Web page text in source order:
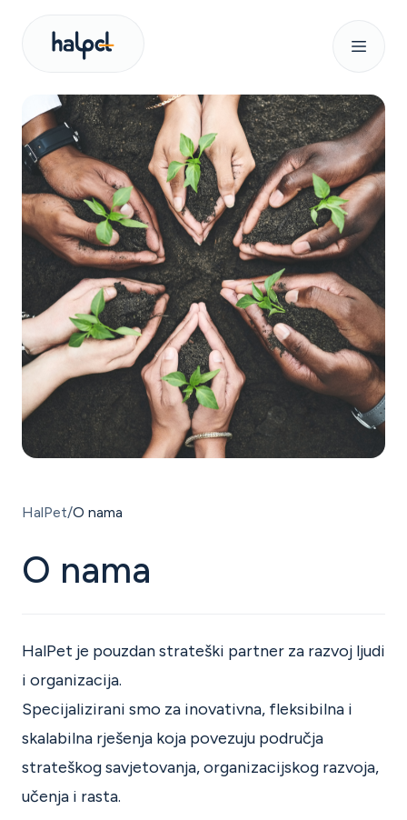
O nama
Novosti
Pretraživanje za:
Let’s talk
HalPet O nama
O nama
HalPet je pouzdan strateški partner za razvoj ljudi
i organizacija.
Specijalizirani smo za inovativna, fleksibilna i
skalabilna rješenja koja povezuju područja
strateškog savjetovanja, organizacijskog razvoja,
učenja i rasta.